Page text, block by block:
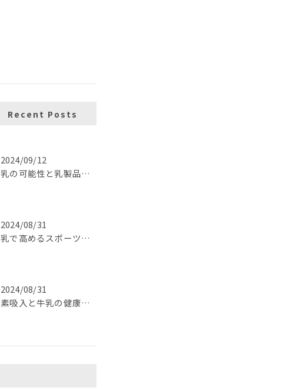
Recent Posts
2024/09/12
牛乳の可能性と乳製品の魅力
2024/08/31
牛乳で高めるスポーツパフォーマンス
2024/08/31
水素吸入と牛乳の健康効果